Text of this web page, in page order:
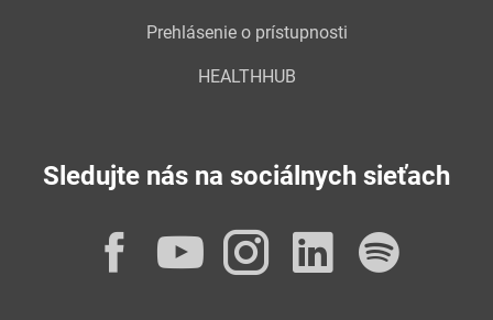
Prehlásenie o prístupnosti
HEALTHHUB
Sledujte nás na sociálnych sieťach
Facebook
YouTube
Instagram